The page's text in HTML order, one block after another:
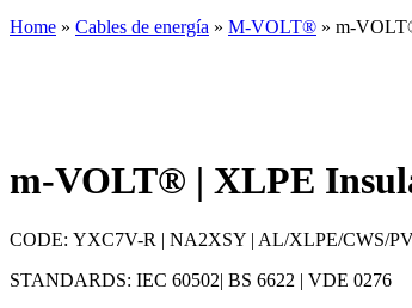
Home » Cables de energía » M-VOLT® » m-
m-VOLT® | XLPE
CODE: YXC7V-R | NA2XSY | AL/XLPE/CWS/
STANDARDS: IEC 60502| BS 6622 | VDE 0276